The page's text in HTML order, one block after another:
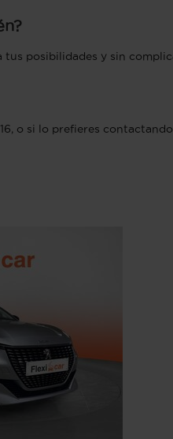
posibilidades y sin
o si lo prefieres